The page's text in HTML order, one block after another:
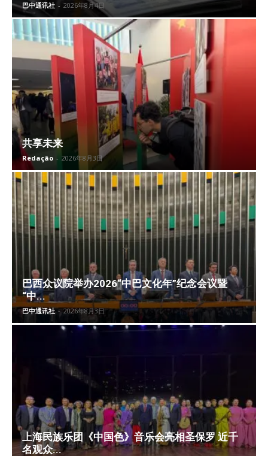
巴中通讯社 - 2026年8月4日
共享未来
Redação - 2026年8月3日
巴西众议院举办2026“中巴文化年”纪念会议暨
“中...
巴中通讯社 - 2026年8月3日
上海民族乐团《中国色》音乐会亮相圣保罗 近千
名观众...